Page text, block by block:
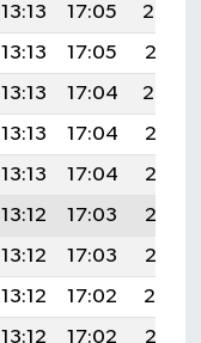
13:13 17:05
20:22
13:13 17:05
20:21
13:13 17:04
20:20
13:13 17:04
20:18
13:13 17:04
20:17
13:12 17:03
20:16
13:12 17:03
20:15
13:12 17:02
20:14
13:12 17:02
20:13